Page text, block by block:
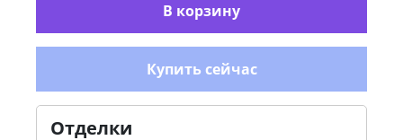
Отделки
В корзину
Купить сейчас